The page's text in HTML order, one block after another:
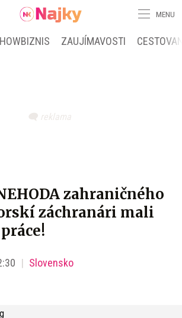
MENU
ZAUJÍMAVOSTI
zahraničného
záchranári mali
Slovensko